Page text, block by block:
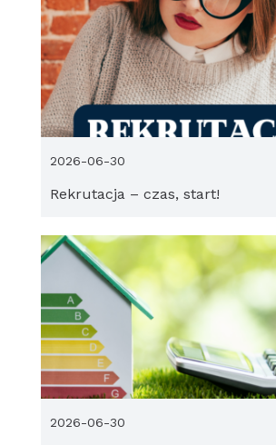
Rekrutacja – czas, start!
2026-06-30
2026-06-30